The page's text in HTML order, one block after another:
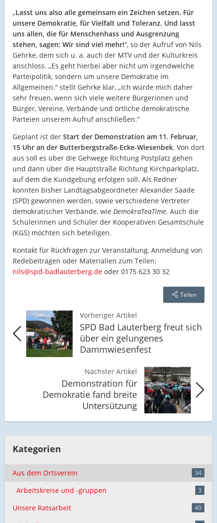
„Lasst uns also alle gemeinsam ein Zeichen setzen. Für
unsere Demokratie, für Vielfalt und Toleranz. Und lasst
uns allen, die für Menschenhass und Ausgrenzung
stehen, sagen: Wir sind viel mehr!“, so der Aufruf von Nils
Gehrke, dem sich u. a. auch der MTV und der Kulturkreis
anschloss. „Es geht hierbei aber nicht um irgendwelche
Parteipolitik, sondern um unsere Demokratie im
Allgemeinen.“ stellt Gehrke klar, „Ich würde mich daher
sehr freuen, wenn sich viele weitere Bürgerinnen und
Bürger, Vereine, Verbände und örtliche demokratische
Parteien unserem Aufruf anschließen.“
Geplant ist der Start der Demonstration am 11. Februar,
15 Uhr an der Butterbergstraße-Ecke-Wiesenbek. Von dort
aus soll es über die Gehwege Richtung Postplatz gehen
und dann über die Hauptstraße Richtung Kirchparkplatz,
auf dem die Kundgebung erfolgen soll. Als Redner
konnten bisher Landtagsabgeordneter Alexander Saade
(SPD) gewonnen werden, sowie verschiedene Vertreter
demokratischer Verbände, wie DemokraTeaTime. Auch die
Schülerinnen und Schüler der Kooperativen Gesamtschule
(KGS) möchten sich beteiligen.
Kontakt für Rückfragen zur Veranstaltung, Anmeldung von
Redebeiträgen oder Materialien zum Teilen:
nils@spd-badlauterberg.de oder 0175 623 30 32
Teilen
Vorheriger Artikel
SPD Bad Lauterberg freut sich
über ein gelungenes
Dammwiesenfest
Nächster Artikel
Demonstration für
Demokratie fand breite
Untersützung
Kategorien
Aus dem Ortsverein 34
Arbeitskreise und -gruppen 3
Unsere Ratsarbeit 40